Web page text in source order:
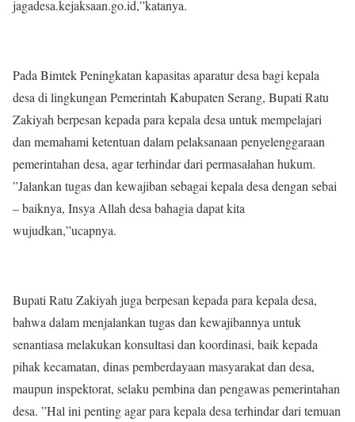
jagadesa.kejaksaan.go.id,”katanya.
Pada Bimtek Peningkatan kapasitas aparatur desa bagi kepala
desa di lingkungan Pemerintah Kabupaten Serang, Bupati Ratu
Zakiyah berpesan kepada para kepala desa untuk mempelajari
dan memahami ketentuan dalam pelaksanaan penyelenggaraan
pemerintahan desa, agar terhindar dari permasalahan hukum.
”Jalankan tugas dan kewajiban sebagai kepala desa dengan sebai
– baiknya, Insya Allah desa bahagia dapat kita
wujudkan,”ucapnya.
Bupati Ratu Zakiyah juga berpesan kepada para kepala desa,
bahwa dalam menjalankan tugas dan kewajibannya untuk
senantiasa melakukan konsultasi dan koordinasi, baik kepada
pihak kecamatan, dinas pemberdayaan masyarakat dan desa,
maupun inspektorat, selaku pembina dan pengawas pemerintahan
desa. ”Hal ini penting agar para kepala desa terhindar dari temuan